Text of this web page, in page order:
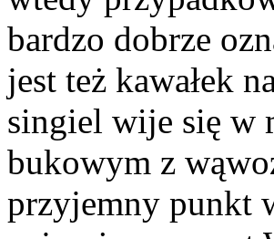
bardzo dobrze
jest też kawałek
singiel wije się w
bukowym z
przyjemny punkt